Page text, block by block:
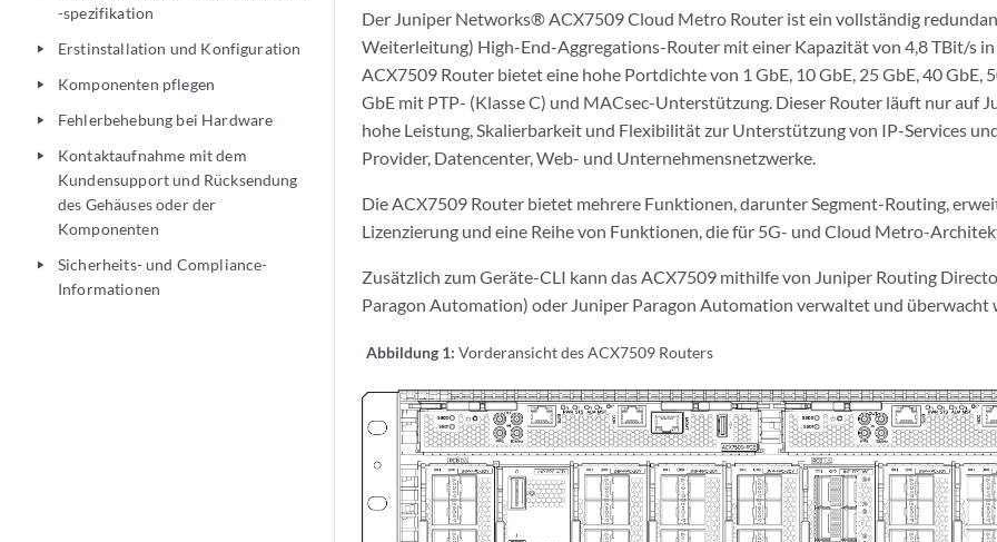
-spezifikation
play_arrow Erstinstallation und Konfiguration
play_arrow Komponenten pflegen
play_arrow Fehlerbehebung bei Hardware
play_arrow
Kontaktaufnahme mit dem
Kundensupport und Rücksendung
des Gehäuses oder der
Komponenten
play_arrow
Sicherheits- und Compliance-
Informationen
Der Juniper Networks® ACX7509 Cloud Metro Router ist ein vollständig
Weiterleitung) High-End-Aggregations-Router mit einer Kapazität von 4,8 TBit/s
ACX7509 Router bietet eine hohe Portdichte von 1 GbE, 10 GbE, 25 GbE, 40 GbE,
GbE mit PTP- (Klasse C) und MACsec-Unterstützung. Dieser Router läuft nur auf
hohe Leistung, Skalierbarkeit und Flexibilität zur Unterstützung von IP-Services
Provider, Datencenter, Web- und Unternehmensnetzwerke.
Die ACX7509 Router bietet mehrere Funktionen, darunter Segment-Routing,
Lizenzierung und eine Reihe von Funktionen, die für 5G- und Cloud Metro-
Zusätzlich zum Geräte-CLI kann das ACX7509 mithilfe von Juniper Routing
Paragon Automation) oder Juniper Paragon Automation verwaltet und überwacht
Abbildung 1: Vorderansicht des ACX7509 Routers